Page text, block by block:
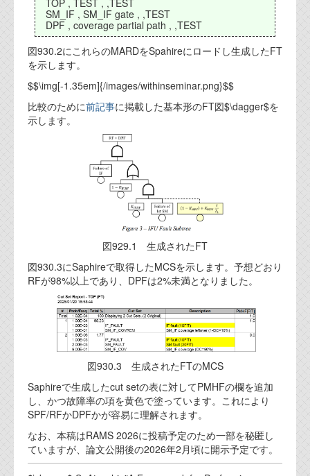
TOP , TEST , ,TEST
SM_IF , SM_IF gate , ,TEST
DPF , coverage partial path , ,TEST
図930.2にこれらのMARDをSpahireにロードし生成したFT
を示します。
$$\img[-1.35em]{/images/withinseminar.png}$$
比較のために前記事に掲載した基本形のFT図$\dagger$を
示します。
図929.1 生成されたFT
図930.3にSaphireで取得したMCSを示します。予想どおり
RFが98%以上であり、DPFは2%未満となりました。
図930.3 生成されたFTのMCS
Saphireで生成したcut setの表に対してPMHFの欄を追加
し、かつ故障率の項を黄色で塗っています。これにより
SPF/RFかDPFかが容易に理解されます。
なお、本稿はRAMS 2026に投稿予定のため一部を秘匿し
ていますが、論文公開後の2026年2月頃に開示予定です。